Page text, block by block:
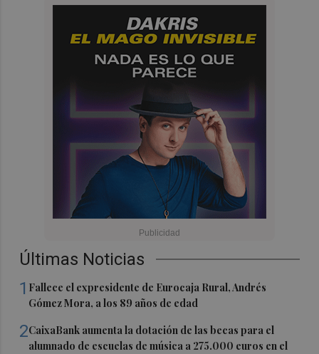
Últimas Noticias
1 Fallece el expresidente de Eurocaja Rural, Andrés
Gómez Mora, a los 89 años de edad
2CaixaBank aumenta la dotación de las becas para el
alumnado de escuelas de música a 275.000 euros en el